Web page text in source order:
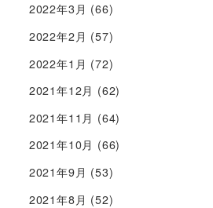
2022年3月 (66)
2022年2月 (57)
2022年1月 (72)
2021年12月 (62)
2021年11月 (64)
2021年10月 (66)
2021年9月 (53)
2021年8月 (52)